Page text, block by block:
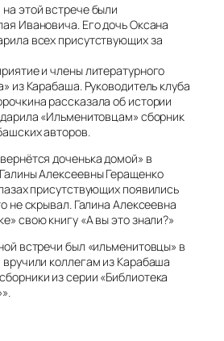
этой встрече были
Ивановича. Его дочь Оксана
всех присутствующих за
и члены литературного
из Карабаша. Руководитель клуба
рассказала об истории
«Ильменитовцам» сборник
авторов.
доченька домой» в
Алексеевны Геращенко
присутствующих появились
не скрывал. Галина Алексеевна
свою книгу «А вы это знали?»
встречи был «ильменитовцы» в
вручили коллегам из Карабаша
из серии «Библиотека